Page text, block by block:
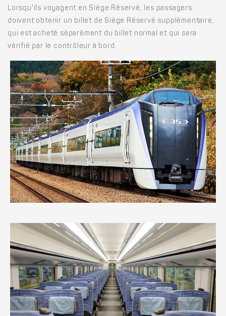
Lorsqu'ils voyagent en Siège Réservé, les passagers
doivent obtenir un billet de Siège Réservé supplémentaire,
qui est acheté séparément du billet normal et qui sera
vérifié par le contrôleur à bord.